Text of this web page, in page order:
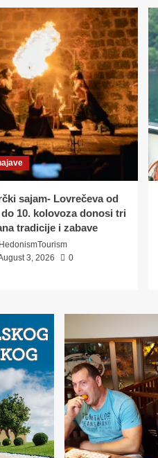
sajam- Lovrečeva od
do 10. kolovoza donosi tri
tradicije i zabave
HedonismTourism
3, 2026
0